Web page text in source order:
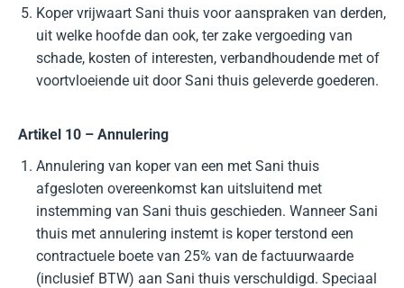
Koper vrijwaart Sani thuis voor aanspraken van derden,
uit welke hoofde dan ook, ter zake vergoeding van
schade, kosten of interesten, verbandhoudende met of
voortvloeiende uit door Sani thuis geleverde goederen.
Artikel 10 – Annulering
Annulering van koper van een met Sani thuis
afgesloten overeenkomst kan uitsluitend met
instemming van Sani thuis geschieden. Wanneer Sani
thuis met annulering instemt is koper terstond een
contractuele boete van 25% van de factuurwaarde
(inclusief BTW) aan Sani thuis verschuldigd. Speciaal